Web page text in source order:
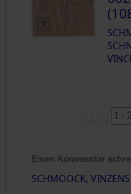
Einen Kommentar
SCHMOOCK, VINZENS